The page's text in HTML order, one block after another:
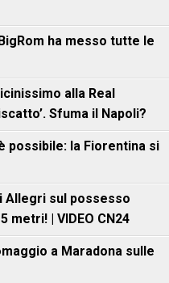
ha messo tutte le
alla Real
Sfuma il Napoli?
possibile: la Fiorentina si
Allegri sul possesso
metri! | VIDEO CN24
a Maradona sulle